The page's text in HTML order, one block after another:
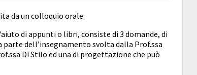
da un colloquio orale.
di appunti o libri, consiste di 3 domande, di
dell’insegnamento svolta dalla Prof.ssa
Di Stilo ed una di progettazione che può